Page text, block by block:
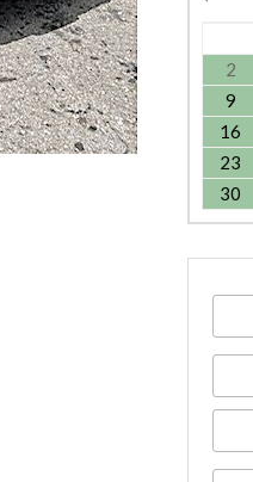
2
9
16
23
30